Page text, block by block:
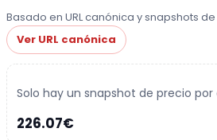
Basado en URL canónica y snapshots
Ver URL canónica
Solo hay un snapshot de precio por
226.07€